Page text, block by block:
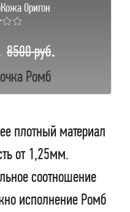
Оригон
8500 руб.
Ромб
плотный материал
от 1,25мм.
соотношение
исполнение Ромб